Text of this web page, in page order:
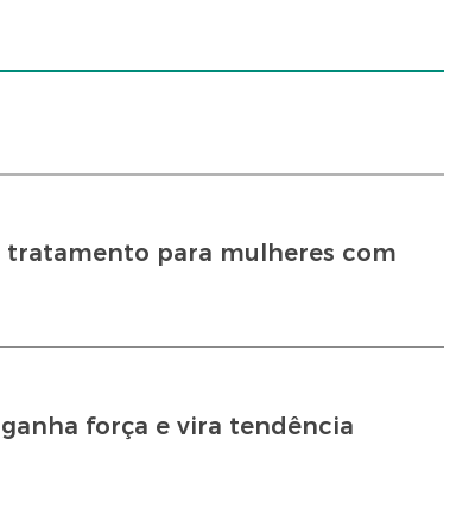
tratamento para mulheres com
força e vira tendência